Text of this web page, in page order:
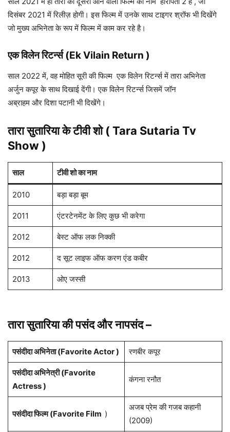
दिसंबर 2021 में रिलीज़ होगी। इस फिल्म में उनके साथ टाइगर श्रॉफ भी दिखेंगे
जो मुख्य अभिनेता के रूप में फिल्म में काम कर रहे है।
एक विलेन रिटर्न्स (Ek Vilain Return )
साल 2022 में, वह मोहित सूरी की फिल्म एक विलेन रिटर्न्स में तारा अभिनेता
अर्जुन कपूर के साथ दिखाई देंगी। एक विलेन रिटर्न्सजिसमें जॉन
अब्राहम और दिशा पटानी भी दिखेंगे।
तारा सुतारिया के टीवी शो ( Tara Sutaria Tv
Show )
साल टीवी शो का नाम
2010 बड़ा बड़ा बूम
2011 एंटरटेनमेंट के लिए कुछ भी करेगा
2012 बेस्ट ऑफ लक निक्की
2012 द सूट लाइफ ऑफ करण एंड कबीर
2013 ओए जस्सी
तारा सुतारिया की पसंद और नापसंद –
पसंदीदा अभिनेता (Favorite Actor ) रणबीर कपूर
पसंदीदा अभिनेत्री (Favorite
Actress )
कंगना रनौत
पसंदीदा फिल्म (Favorite Film )
अजब प्रेम की गजब कहानी
(2009)